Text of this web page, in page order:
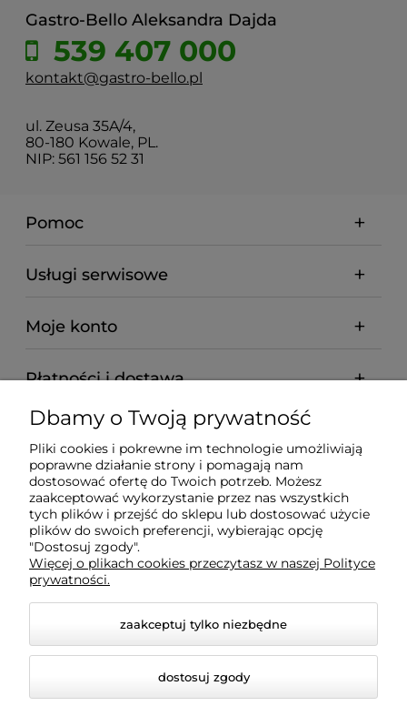
Gastro-Bello Aleksandra Dajda
539 407 000
kontakt@gastro-bello.pl
ul. Zeusa 35A/4,
80-180 Kowale, PL.
NIP: 561 156 52 31
Pomoc
Usługi serwisowe
Moje konto
Płatności i dostawa
Informacje
O nas
Wyposażenie Gastronomii - Projekty Technologiczne -
Sklep Gastronomiczny - Serwis Sprzętu
Gastronomicznego | Gdańsk - Trójmiasto - Pomorskie
Dbamy o Twoją prywatność
Pliki cookies i pokrewne im technologie umożliwiają
poprawne działanie strony i pomagają nam
dostosować ofertę do Twoich potrzeb. Możesz
zaakceptować wykorzystanie przez nas wszystkich
tych plików i przejść do sklepu lub dostosować użycie
plików do swoich preferencji, wybierając opcję
"Dostosuj zgody".
Więcej o plikach cookies przeczytasz w naszej Polityce
prywatności.
zaakceptuj tylko niezbędne
dostosuj zgody